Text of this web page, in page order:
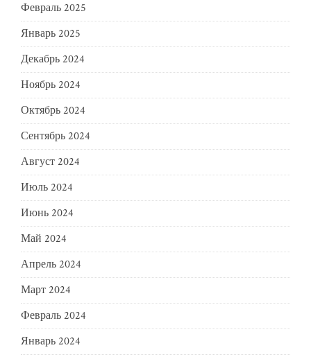
Февраль 2025
Январь 2025
Декабрь 2024
Ноябрь 2024
Октябрь 2024
Сентябрь 2024
Август 2024
Июль 2024
Июнь 2024
Май 2024
Апрель 2024
Март 2024
Февраль 2024
Январь 2024